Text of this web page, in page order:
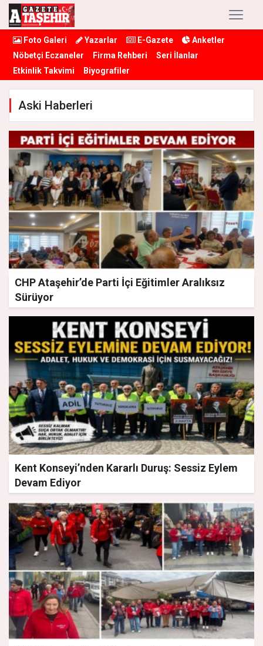
Foto Galeri Yazarlar E-Gazete
Anketler
Nöbetçi Eczaneler
Firma Rehberi
Seri İlanlar
Etkinlik Takvimi
Biyografiler
Aski Haberleri
CHP Ataşehir’de Parti İçi Eğitimler Aralıksız
Sürüyor
Kent Konseyi’nden Kararlı Duruş: Sessiz Eylem
Devam Ediyor